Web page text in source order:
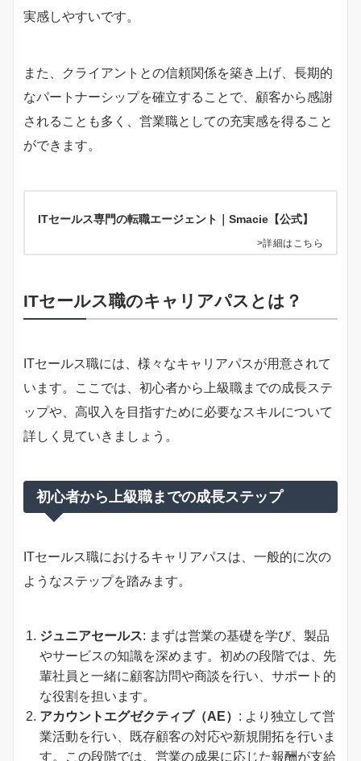
実感しやすいです。
また、クライアントとの信頼関係を築き上げ、長期的
なパートナーシップを確立することで、顧客から感謝
されることも多く、営業職としての充実感を得ること
ができます。
ITセールス専門の転職エージェント｜Smacie【公式】
>詳細はこちら
ITセールス職のキャリアパスとは？
ITセールス職には、様々なキャリアパスが用意されて
います。ここでは、初心者から上級職までの成長ステ
ップや、高収入を目指すために必要なスキルについて
詳しく見ていきましょう。
初心者から上級職までの成長ステップ
ITセールス職におけるキャリアパスは、一般的に次の
ようなステップを踏みます。
ジュニアセールス: まずは営業の基礎を学び、製品
やサービスの知識を深めます。初めの段階では、先
輩社員と一緒に顧客訪問や商談を行い、サポート的
な役割を担います。
アカウントエグゼクティブ（AE） : より独立して営
業活動を行い、既存顧客の対応や新規開拓を行いま
す。この段階では、営業の成果に応じた報酬が支給